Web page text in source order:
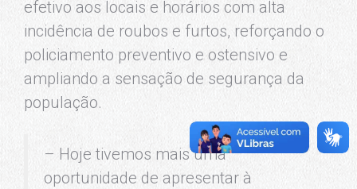
efetivo aos locais e horários com alta
incidência de roubos e furtos, reforçando o
policiamento preventivo e ostensivo e
ampliando a sensação de segurança da
população.
– Hoje tivemos mais uma
oportunidade de apresentar à